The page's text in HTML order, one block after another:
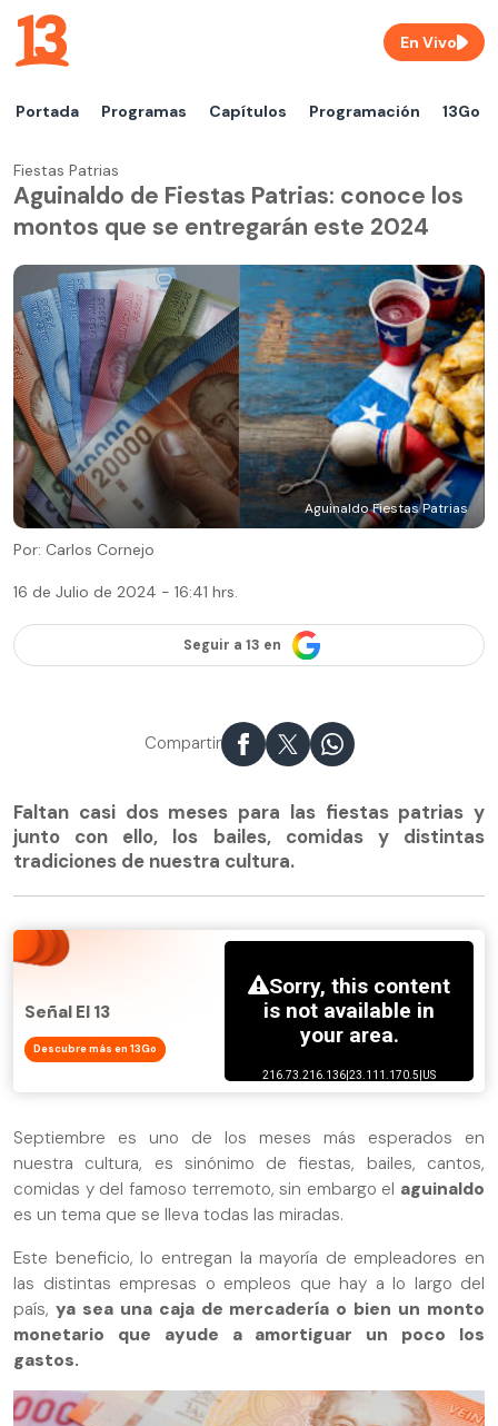
Portada Programas Capítulos Programación 13Go
En Vivo
Fiestas Patrias
Aguinaldo de Fiestas Patrias: conoce los
montos que se entregarán este 2024
Aguinaldo Fiestas Patrias
Por: Carlos Cornejo
16 de Julio de 2024 - 16:41 hrs.
Seguir a 13 en
Compartir
Faltan casi dos meses para las fiestas patrias y
junto con ello, los bailes, comidas y distintas
tradiciones de nuestra cultura.
Señal El 13
Descubre más en 13Go
Septiembre es uno de los meses más esperados en
nuestra cultura, es sinónimo de fiestas, bailes, cantos,
comidas y del famoso terremoto, sin embargo el aguinaldo
es un tema que se lleva todas las miradas.
Este beneficio, lo entregan la mayoría de empleadores en
las distintas empresas o empleos que hay a lo largo del
país, ya sea una caja de mercadería o bien un monto
monetario que ayude a amortiguar un poco los
gastos.